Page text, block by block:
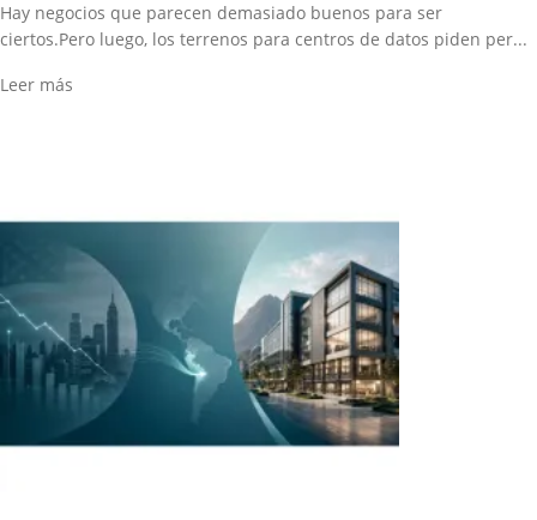
Hay negocios que parecen demasiado buenos para ser
ciertos.Pero luego, los terrenos para centros de datos piden per...
Leer más